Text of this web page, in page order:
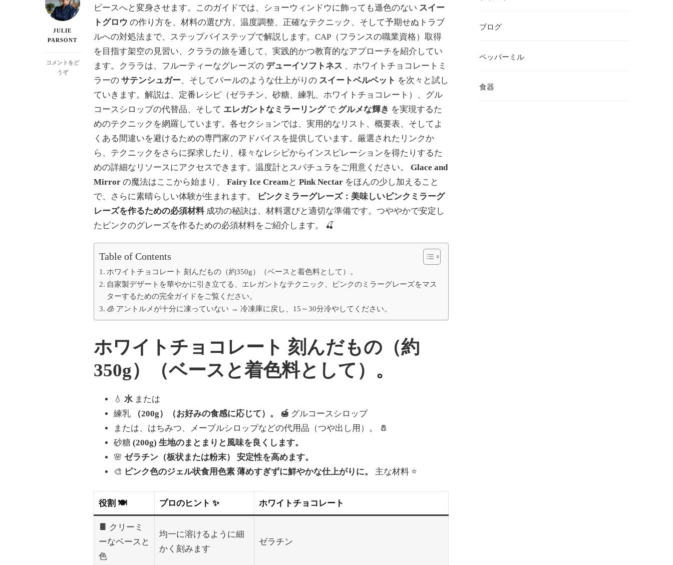
JULIE
PARSONT
コメントをど
うぞ(ピ
ピースへと変身させます。このガイドでは、ショーウィンドウに飾っても遜色のない スイー
トグロウ の作り方を、材料の選び方、温度調整、正確なテクニック、そして予期せぬトラブ
ルへの対処法まで、ステップバイステップで解説します。CAP（フランスの職業資格）取得
を目指す架空の見習い、クララの旅を通して、実践的かつ教育的なアプローチを紹介してい
ます。クララは、フルーティーなグレーズの デューイソフトネス 、ホワイトチョコレートミ
ラーの サテンシュガー、そしてパールのような仕上がりの スイートベルベット を次々と試し
ていきます。解説は、定番レシピ（ゼラチン、砂糖、練乳、ホワイトチョコレート）、グル
コースシロップの代替品、そして エレガントなミラーリングで グルメな輝き を実現するた
めのテクニックを網羅しています。各セクションでは、実用的なリスト、概要表、そしてよ
くある間違いを避けるための専門家のアドバイスを提供しています。厳選されたリンクか
ら、テクニックをさらに探求したり、様々なレシピからインスピレーションを得たりするた
めの詳細なリソースにアクセスできます。温度計とスパチュラをご用意ください。 Glace and
Mirror の魔法はここから始まり、 Fairy Ice Creamと Pink Nectar をほんの少し加えること
で、さらに素晴らしい体験が生まれます。
ピンクミラーグレーズ：美味しいピンクミラーグ
レーズを作るための必須材料成功の秘訣は、材料選びと適切な準備です。つややかで安定し
たピンクのグレーズを作るための必須材料をご紹介します。
🍒
Table of Contents
ホワイトチョコレート 刻んだもの（約350g）（ベースと着色料として）。
自家製デザートを華やかに引き立てる、エレガントなテクニック、ピンクのミラーグレーズをマス
ターするための完全ガイドをご覧ください。
🧊 アントルメが十分に凍っていない → 冷凍庫に戻し、15～30分冷やしてください。
ホワイトチョコレート 刻んだもの（約
350g）（ベースと着色料として）。
💧 水 または
練乳
（200g）（お好みの食感に応じて）。 🍯 グルコースシロップ
または、はちみつ、メープルシロップなどの代用品（つや出し用）。
🧂
砂糖 (200g) 生地のまとまりと風味を良くします。
🌸 ゼラチン（板状または粉末） 安定性を高めます。
🎨 ピンク色のジェル状食用色素 薄めすぎずに鮮やかな仕上がりに。 主な材料 ⭐
役割 🍽️ プロのヒント ✨ ホワイトチョコレート
🍫 クリーミ
ーなベースと
色
均一に溶けるように細
かく刻みます
ゼラチン
ブログ
ペッパーミル
食器